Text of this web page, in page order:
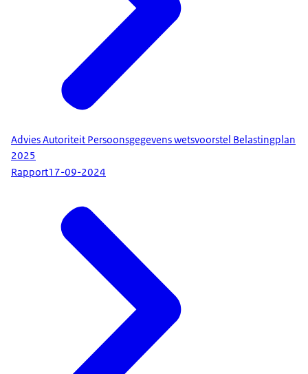
Advies Autoriteit Persoonsgegevens wetsvoorstel Belastingplan
2025
Rapport17-09-2024